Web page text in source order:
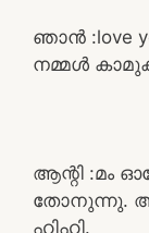
ഞാൻ :love
നമ്മൾ
ആന്റി :മം
തോനുന്നു.
ഹിഹി.